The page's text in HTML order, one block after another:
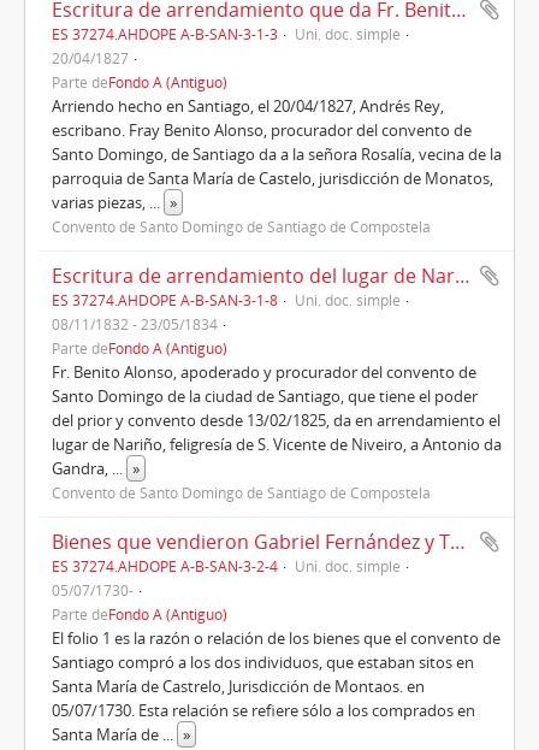
Escritura de arrendamiento que da Fr. Benito Alonso procurado del convento de Santiago a Rosalía Fernández, Vecina de la parroquia de Santa María de Castelo (1827)
ES 37274.AHDOPE A-B-SAN-3-1-3
Uni. doc. simple
20/04/1827
Parte deFondo A (Antiguo)
Arriendo hecho en Santiago, el 20/04/1827, Andrés Rey,
escribano. Fray Benito Alonso, procurador del convento de
Santo Domingo, de Santiago da a la señora Rosalía, vecina de la
parroquia de Santa María de Castelo, jurisdicción de Monatos,
varias piezas, ... »
Convento de Santo Domingo de Santiago de Compostela
Escritura de arrendamiento del lugar de Nariño, feligresía de San Vicente Niveiro (1832)
ES 37274.AHDOPE A-B-SAN-3-1-8
Uni. doc. simple
08/11/1832 - 23/05/1834
Parte deFondo A (Antiguo)
Fr. Benito Alonso, apoderado y procurador del convento de
Santo Domingo de la ciudad de Santiago, que tiene el poder
del prior y convento desde 13/02/1825, da en arrendamiento el
lugar de Nariño, feligresía de S. Vicente de Niveiro, a Antonio da
Gandra, ... »
Convento de Santo Domingo de Santiago de Compostela
Bienes que vendieron Gabriel Fernández y Tomás de la Iglesia al convento de Santo Domingo, de Santiago, el año 1730
ES 37274.AHDOPE A-B-SAN-3-2-4
Uni. doc. simple
05/07/1730-
Parte deFondo A (Antiguo)
El folio 1 es la razón o relación de los bienes que el convento de
Santiago compró a los dos individuos, que estaban sitos en
Santa María de Castrelo, Jurisdicción de Montaos. en
05/07/1730. Esta relación se refiere sólo a los comprados en
Santa María de ... »